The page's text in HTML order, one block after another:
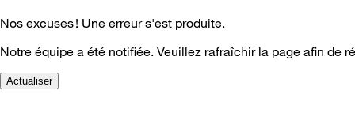
Nos excuses ! Une erreur s'est produite.
Notre équipe a été notifiée. Veuillez rafraîchir la page afin de
Actualiser